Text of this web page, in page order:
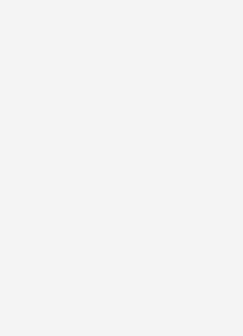
l’app di posta elettronica)